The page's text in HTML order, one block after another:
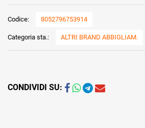
Codice: 8052796753914
Categoria sta.: ALTRI BRAND ABBIGLIAM.
CONDIVIDI SU: